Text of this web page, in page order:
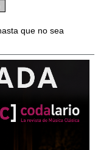
que no sea